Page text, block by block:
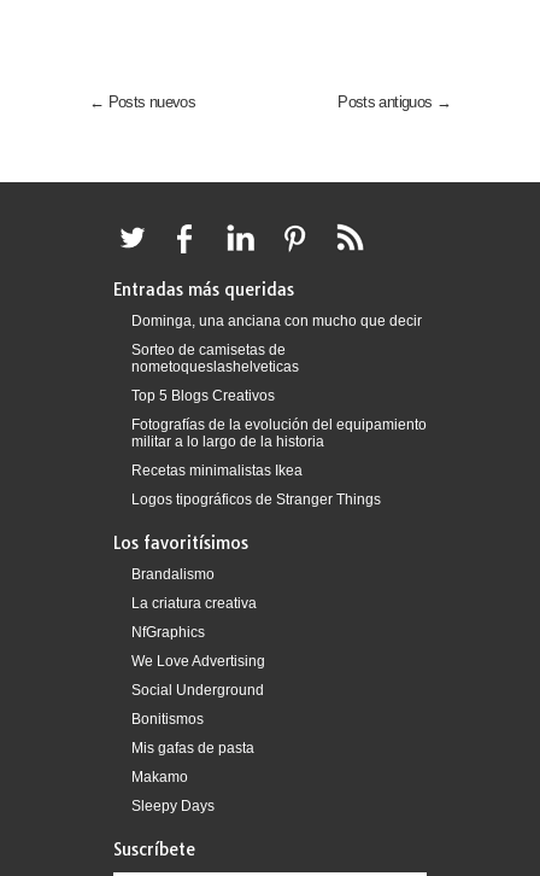
← Posts nuevos Posts antiguos →
Entradas más queridas
Dominga, una anciana con mucho que decir
Sorteo de camisetas de
nometoqueslashelveticas
Top 5 Blogs Creativos
Fotografías de la evolución del equipamiento
militar a lo largo de la historia
Recetas minimalistas Ikea
Logos tipográficos de Stranger Things
Los favoritísimos
Brandalismo
La criatura creativa
NfGraphics
We Love Advertising
Social Underground
Bonitismos
Mis gafas de pasta
Makamo
Sleepy Days
Suscríbete